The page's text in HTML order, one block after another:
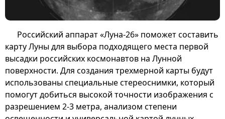
Российский аппарат «Луна-26» поможет составить
карту Луны для выбора подходящего места первой
высадки российских космонавтов на Лунной
поверхности. Для создания трехмерной карты будут
использованы специальные стереоснимки, который
помогут добиться высокой точности изображения с
разрешением 2-3 метра, анализом степени